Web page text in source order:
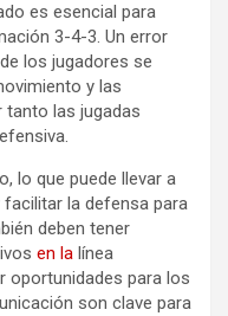
es esencial para
3-4-3. Un error
los jugadores se
y las
tanto las jugadas
lo que puede llevar a
la defensa para
deben tener
en la línea
oportunidades para los
son clave para